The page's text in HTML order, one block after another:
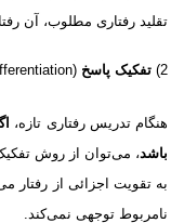
تقلید رفتارى مطلوب، آن
2) تفکیک پاسخ (reponse differentiation)
هنگام تدریس رفتارى تازه،
باشد، مى‌توان از روش
به تقویت اجزائى از رفتار
نامربوط توجهى نمى‌کند.